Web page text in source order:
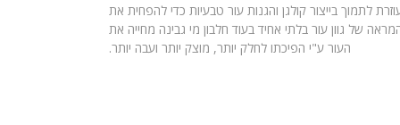
לתמוך בייצור קולגן והגנות עור טבעיות כדי להפחית את
של גוון עור בלתי אחיד בעוד חלבון מי גבינה מחייה את
העור ע"י הפיכתו לחלק יותר, מוצק יותר ועבה יותר.